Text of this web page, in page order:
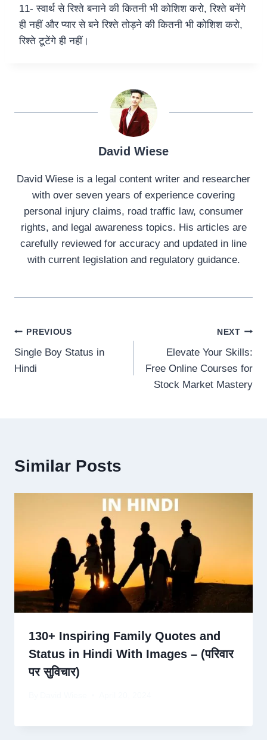
11- स्वार्थ से रिश्ते बनाने की कितनी भी कोशिश करो, रिश्ते बनेंगे
ही नहीं और प्यार से बने रिश्ते तोड़ने की कितनी भी कोशिश करो,
रिश्ते टूटेंगे ही नहीं।
David Wiese
David Wiese is a legal content writer and researcher
with over seven years of experience covering
personal injury claims, road traffic law, consumer
rights, and legal awareness topics. His articles are
carefully reviewed for accuracy and updated in line
with current legislation and regulatory guidance.
Post
navigation
PREVIOUS
Single Boy Status in
Hindi
NEXT
Elevate Your Skills:
Free Online Courses for
Stock Market Mastery
Similar Posts
130+ Inspiring Family Quotes and
Status in Hindi With Images – (परिवार
पर सुविचार)